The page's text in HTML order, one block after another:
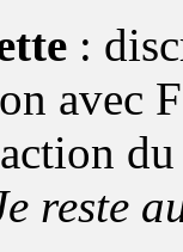
:
avec
reste